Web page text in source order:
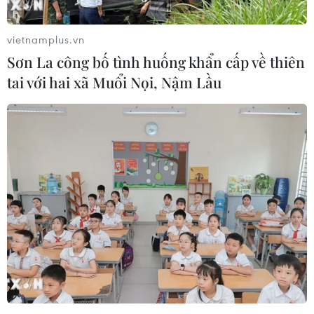
Gỡ "điểm nghẽn" ở cấp cơ sở
08/08/2026 01:46
Cần Thơ: Khởi tố 19 bị can trong vụ
dàn cảnh cướp giật tại Tân Huê Viên
TP Hồ Chí Minh: Bắt khẩn cấp bảo
mẫu có hành vi bạo hành trẻ tại
trường mầm non
08/08/2026 01:33
vietnamplus.vn
Sơn La công bố tình huống khẩn cấp về thiên
tai với hai xã Muổi Nọi, Nậm Lầu